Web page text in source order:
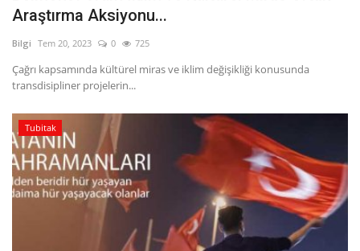
Araştırma Aksiyonu...
Bilgi Tem 20, 2023 0 725
Çağrı kapsamında kültürel miras ve iklim değişikliği konusunda
transdisipliner projelerin...
Tubitak